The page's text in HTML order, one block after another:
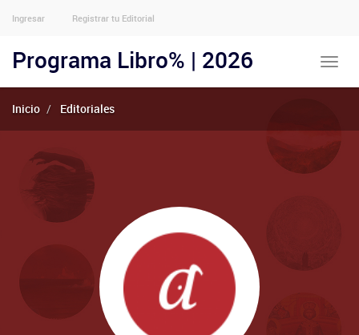
Menu
Usuarios
Anónimos
Ingresar Registrar tu Editorial
Toggle
Programa Libro% | 2026
Inicio Editoriales